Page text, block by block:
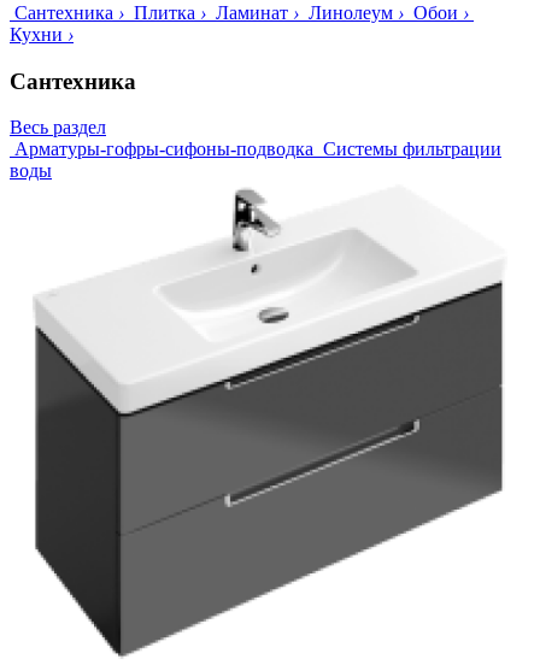
Сантехника › Плитка › Ламинат › Линолеум › Обои ›
Кухни ›
Сантехника
Весь раздел
Арматуры-гофры-сифоны-подводка Системы фильтрации
воды